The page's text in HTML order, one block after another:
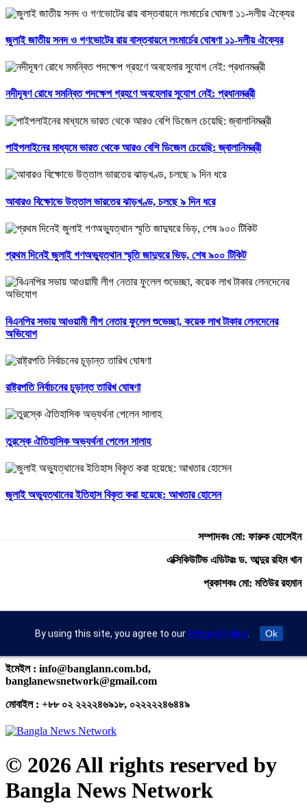
জুলাই জাতীয় সনদ ও গণভোটের রায় বাস্তবায়নে লংমার্চের ঘোষণা ১১-দলীয় ঐক্যের
নদীদূষণ রোধে সমন্বিত পদক্ষেপ গ্রহণে অবহেলার সুযোগ নেই: প্রধানমন্ত্রী
পাইপলাইনের মাধ্যমে ভারত থেকে আরও বেশি ডিজেল চেয়েছি: জ্বালানিমন্ত্রী
আবারও বিক্ষোভে উত্তাল ভারতের ঝাড়খণ্ড, চলছে ৯ দিন ধরে
প্রথম দিনেই জুলাই গণঅভ্যুত্থান স্মৃতি জাদুঘরে ভিড়, শেষ ৯০০ টিকিট
বিএনপির সভায় আওয়ামী লীগ নেতার ফুলেল শুভেচ্ছা, কয়েক লাখ টাকার লেনদেনের
অভিযোগ
রাষ্ট্রপতি নির্বাচনের চূড়ান্ত তারিখ ঘোষণা
তুরস্কে ঐতিহাসিক অভ্যর্থনা পেলেন সালাহ
জুলাই অভ্যুত্থানের ইতিহাস বিকৃত করা হয়েছে: আখতার হোসেন
সম্পাদকঃ মো: ফারুক হোসেইন
এক্সিকিউটিভ এডিটরঃ ড. আব্দুর রহিম খান
প্রকাশকঃ মো: মতিউর রহমান
অফিস : রুপায়ন জেড. আর প্লাজা (৯তলা), প্লট- ৪৬,রোড নং- ৯/এ, সাতমসজিদ
ইমেইল : info@banglann.com.bd,
banglanewsnetwork@gmail.com
মোবাইল : +৮৮ ০২ ২২২২৪৬৯১৮, ০২২২২২৪৬৪৪৯
© 2026 All rights reserved by
Bangla News Network
By using this site, you agree to our Privacy Policy. Ok